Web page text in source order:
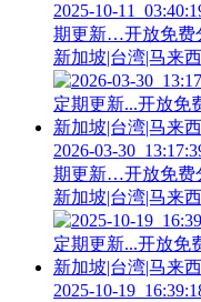
2025-10-
期更新…开放免费
新加坡|台湾|马来
2026-03-
期更新…开放免费
新加坡|台湾|马来
2025-10-